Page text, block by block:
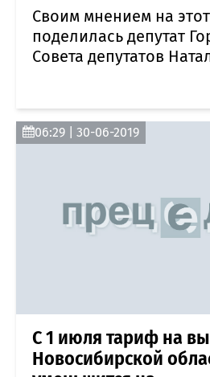
Своим мнением на
поделилась депутат
Совета депутатов
06:29 | 30-06-2019
С 1 июля тариф на
Новосибирской